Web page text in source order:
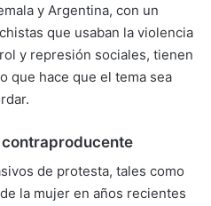
y Argentina, con un
que usaban la violencia
y represión sociales, tienen
que hace que el tema sea
contraproducente
de protesta, tales como
la mujer en años recientes